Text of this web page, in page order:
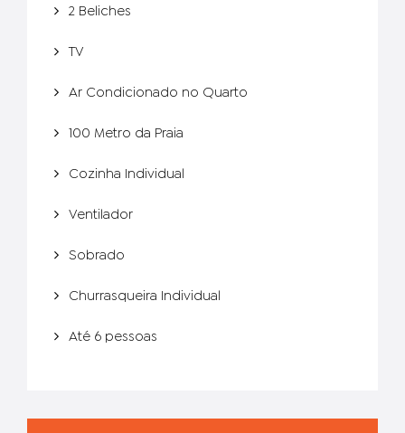
2 Beliches
TV
Ar Condicionado no Quarto
100 Metro da Praia
Cozinha Individual
Ventilador
Sobrado
Churrasqueira Individual
Até 6 pessoas